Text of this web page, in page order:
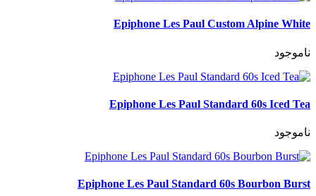
Epiphone Les Paul Custom Alpine White
ناموجود
Epiphone Les Paul Standard 60s Iced Tea
ناموجود
Epiphone Les Paul Standard 60s Bourbon Burst